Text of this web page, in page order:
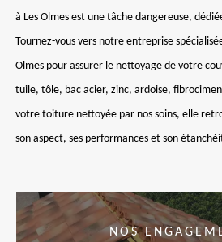
à Les Olmes est une tâche dangereuse,
Tournez-vous vers notre entreprise
Olmes pour assurer le nettoyage de votre
tuile, tôle, bac acier, zinc, ardoise,
votre toiture nettoyée par nos soins, elle
son aspect, ses performances et son
NOS